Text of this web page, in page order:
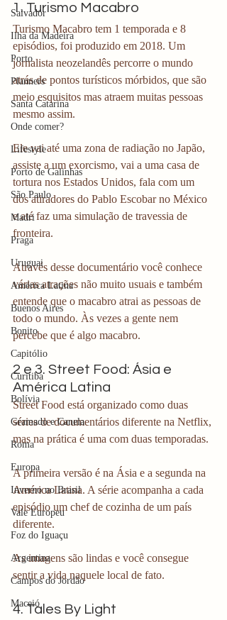
Salvador
Ilha da Madeira
Porto
Planners
Santa Catarina
Onde comer?
Lifestyle
Porto de Galinhas
São Paulo
Madri
Praga
Uruguai
América Latina
Buenos Aires
Bonito
Capitólio
Curitiba
Bolívia
Gramado e Canela
Roma
Europa
Inverno no Brasil
Vale Europeu
Foz do Iguaçu
Argentina
Campos do Jordão
Maceió
1. Turismo Macabro
Turismo Macabro tem 1 temporada e 8
episódios, foi produzido em 2018. Um
jornalista neozelandês percorre o mundo
atrás de pontos turísticos mórbidos, que são
meio esquisitos mas atraem muitas pessoas
mesmo assim.
Ele vai até uma zona de radiação no Japão,
assiste a um exorcismo, vai a uma casa de
tortura nos Estados Unidos, fala com um
dos atiradores do Pablo Escobar no México
e até faz uma simulação de travessia de
fronteira.
Através desse documentário você conhece
várias atrações não muito usuais e também
entende que o macabro atrai as pessoas de
todo o mundo. Às vezes a gente nem
percebe que é algo macabro.
2 e 3. Street Food: Ásia e
América Latina
Street Food está organizado como duas
séries de documentários diferente na Netflix,
mas na prática é uma com duas temporadas.
A primeira versão é na Ásia e a segunda na
América Latina. A série acompanha a cada
episódio um chef de cozinha de um país
diferente.
As imagens são lindas e você consegue
sentir a vida naquele local de fato.
4. Tales By Light